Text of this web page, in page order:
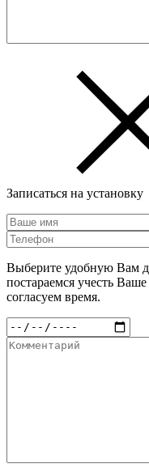
Записаться на установку
Выберите удобную Вам
постараемся учесть
согласуем время.